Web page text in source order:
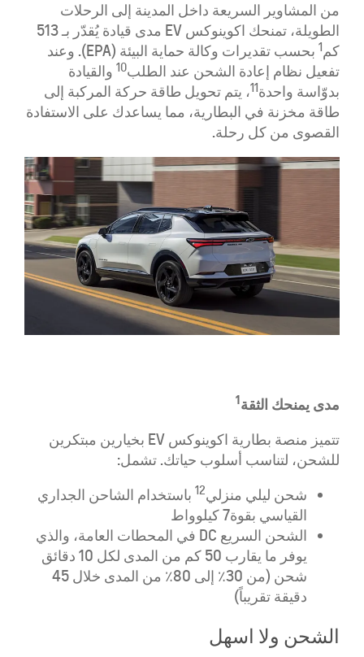
من المشاوير السريعة داخل المدينة إلى الرحلات
الطويلة، تمنحك اكوينوكس EV مدى قيادة يُقدّر بـ 513
كم1
بحسب تقديرات وكالة حماية البيئة (EPA). وعند
تفعيل نظام إعادة الشحن عند الطلب10 والقيادة
بدوّاسة واحدة11، يتم تحويل طاقة حركة المركبة إلى
طاقة مخزنة في البطارية، مما يساعدك على الاستفادة
القصوى من كل رحلة.
مدى يمنحك الثقة1
تتميز منصة بطارية اكوينوكس EV بخيارين مبتكرين
للشحن، لتناسب أسلوب حياتك. تشمل:
شحن ليلي منزلي12 باستخدام الشاحن الجداري
القياسي بقوة7 كيلوواط
الشحن السريع DC في المحطات العامة، والذي
يوفر ما يقارب 50 كم من المدى لكل 10 دقائق
شحن (من 30٪ إلى 80٪ من المدى خلال 45
دقيقة تقريباً)
الشحن ولا اسهل